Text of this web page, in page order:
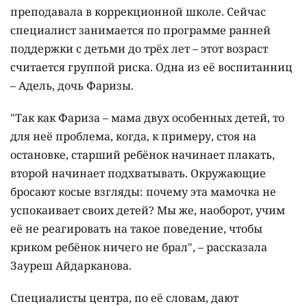
преподавала в коррекционной школе. Сейчас
специалист занимается по программе ранней
поддержки с детьми до трёх лет – этот возраст
считается группой риска. Одна из её воспитанниц
– Адель, дочь Фаризы.
"Так как Фариза – мама двух особенных детей, то
для неё проблема, когда, к примеру, стоя на
остановке, старший ребёнок начинает плакать,
второй начинает подхватывать. Окружающие
бросают косые взгляды: почему эта мамочка не
успокаивает своих детей? Мы же, наоборот, учим
её не реагировать на такое поведение, чтобы
криком ребёнок ничего не брал", – рассказала
Зауреш Айдарканова.
Специалисты центра, по её словам, дают